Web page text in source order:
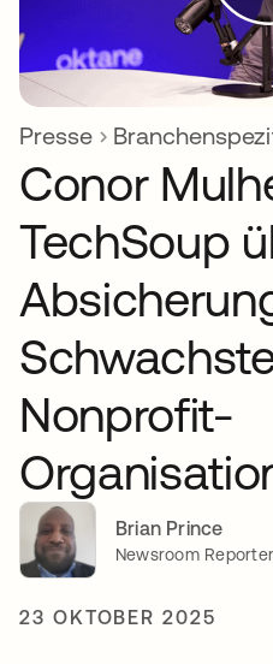
Presse
Conor
TechSoup
Nonprofit-
Brian Prince
Newsroom Reporter
23 OKTOBER 2025